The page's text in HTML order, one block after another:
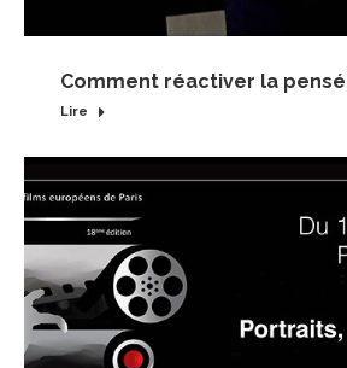
Comment réactiver la
Lire